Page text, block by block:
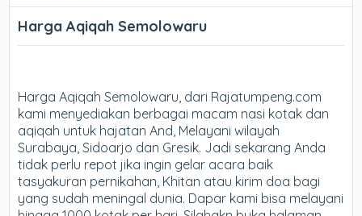
Harga Aqiqah Semolowaru
Harga Aqiqah Semolowaru, dari Rajatumpeng.com
kami menyediakan berbagai macam nasi kotak dan
aqiqah untuk hajatan And, Melayani wilayah
Surabaya, Sidoarjo dan Gresik. Jadi sekarang Anda
tidak perlu repot jika ingin gelar acara baik
tasyakuran pernikahan, Khitan atau kirim doa bagi
yang sudah meningal dunia. Dapar kami bisa melayani